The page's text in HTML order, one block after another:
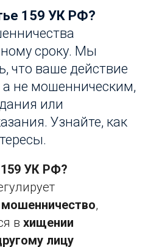
159 УК РФ?
сроку. Мы
что ваше действие
не мошенническим,
или
Узнайте, как
159 УК РФ?
мошенничество,
в хищении
лицу